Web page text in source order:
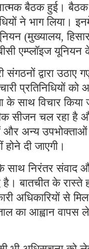
बैठक हुई। बैठक में
ने भाग लिया।
(मुख्यालय,
एम्प्लॉइज यूनियन
द्वारा उठाए
प्रतिनिधियों को
के साथ विचार
सीजन चल रहा
और अन्य
होने दी जाएगी।
के साथ निरंतर
है। बातचीत के
अधिकारियों से
का आह्वान वापस